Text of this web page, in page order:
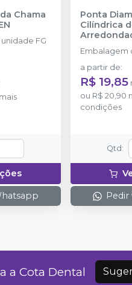
Chama
FG
Ponta
Cilíndrica
Embalagem
a partir de:
R$ 19,85
ou R$ 20,90
condições
Qtd :
Pedir
a Cota Dental